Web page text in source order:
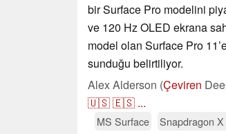
bir Surface Pro modelini
ve 120 Hz OLED ekrana
model olan Surface Pro
sunduğu belirtiliyor.
Alex Alderson (Çeviren
🇺🇸🇪🇸 ...
MS Surface Snapdragon